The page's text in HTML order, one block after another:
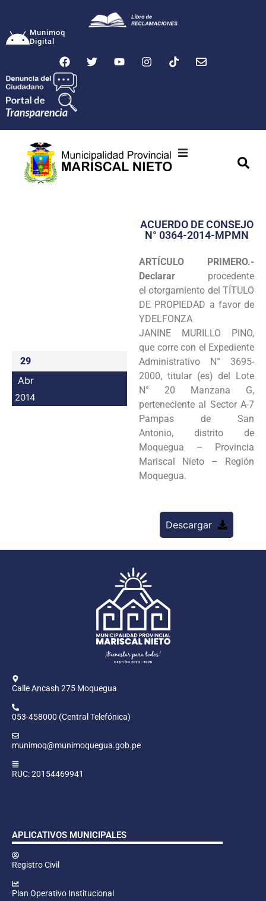
Munimoq
Digital
Transparencia
Programas
Intranet
29
Abr
2014
ACUERDO DE CONSEJO
N° 0364-2014-MPMN
ARTÍCULO PRIMERO.-
Declarar procedente
elotorgamiento del TÍTULO
DE PROPIEDAD a favor de
YDELFONZA
JANINE MURILLO PINO,
que corre con el Expediente
Administrativo N° 3695-
2000, titular (es)del Lote
N° 20 Manzana G,
perteneciente al Sector A-7
Pampas de San
Antonio, distrito de
Moquegua – Provincia
Mariscal Nieto – Región
Moquegua.
Descargar
Calle Ancash 275 Moquegua
053-458000 (Central Telefónica)
munimoq@munimoquegua.gob.pe
RUC: 20154469941
APLICATIVOS MUNICIPALES
Registro Civil
Plan Operativo Institucional